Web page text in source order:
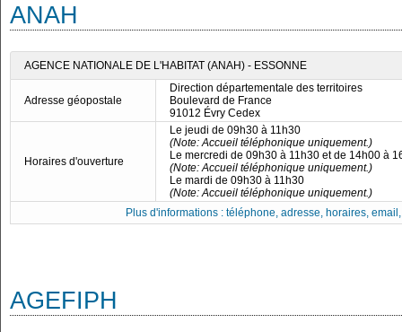
ANAH
AGENCE NATIONALE DE L'HABITAT (ANAH) - ESSONNE
Adresse géopostale
Direction départementale des territoires
Boulevard de France
91012 Évry Cedex
Horaires d'ouverture
Le jeudi de 09h30 à 11h30
(Note: Accueil téléphonique uniquement.)
Le mercredi de 09h30 à 11h30 et de 14h00 à
(Note: Accueil téléphonique uniquement.)
Le mardi de 09h30 à 11h30
(Note: Accueil téléphonique uniquement.)
Plus d'informations : téléphone, adresse, horaires,
AGEFIPH